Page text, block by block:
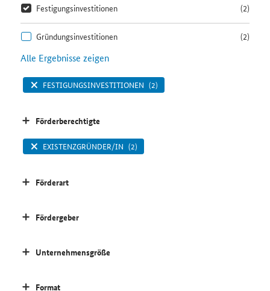
Festigungsinvestitionen (2)
Gründungsinvestitionen (2)
Alle Ergebnisse zeigen
FESTIGUNGSINVESTITIONEN (2)
Förderberechtigte
EXISTENZGRÜNDER/IN (2)
Förderart
Fördergeber
Unternehmensgröße
Format